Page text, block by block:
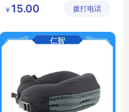
旅行护颈枕
U型枕定制
技有限公
￥ 15.00 拨打电话